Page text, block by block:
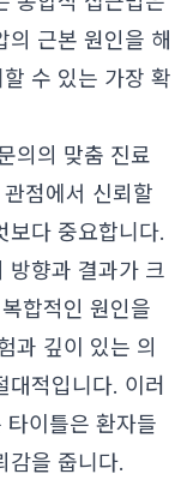
의 근본 원인을 해
수 있는 가장 확
의의 맞춤 진료
점에서 신뢰할
보다 중요합니다.
방향과 결과가 크
합적인 원인을
과 깊이 있는 의
대적입니다. 이러
타이틀은 환자들
감을 줍니다.